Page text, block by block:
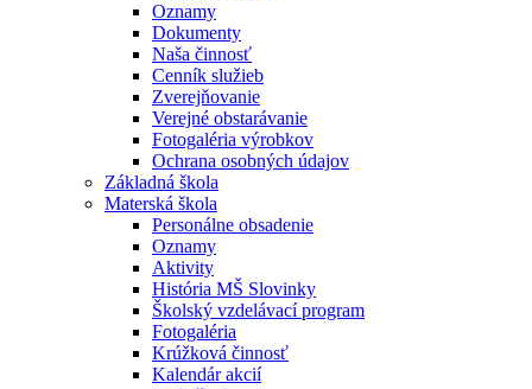
Oznamy
Dokumenty
Naša činnosť
Cenník služieb
Zverejňovanie
Verejné obstarávanie
Fotogaléria výrobkov
Ochrana osobných údajov
Základná škola
Materská škola
Personálne obsadenie
Oznamy
Aktivity
História MŠ Slovinky
Školský vzdelávací program
Fotogaléria
Krúžková činnosť
Kalendár akcií